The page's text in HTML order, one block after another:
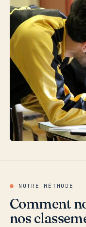
● NOTRE MÉTHODE
Comment
nos